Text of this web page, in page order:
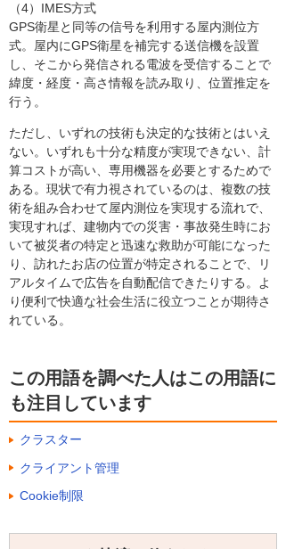
（4）IMES方式
GPS衛星と同等の信号を利用する屋内測位方
式。屋内にGPS衛星を補完する送信機を設置
し、そこから発信される電波を受信することで
緯度・経度・高さ情報を読み取り、位置推定を
行う。
ただし、いずれの技術も決定的な技術とはいえ
ない。いずれも十分な精度が実現できない、計
算コストが高い、専用機器を必要とするためで
ある。現状で有力視されているのは、複数の技
術を組み合わせて屋内測位を実現する流れで、
実現すれば、建物内での災害・事故発生時にお
いて被災者の特定と迅速な救助が可能になった
り、訪れたお店の位置が特定されることで、リ
アルタイムで広告を自動配信できたりする。よ
り便利で快適な社会生活に役立つことが期待さ
れている。
この用語を調べた人はこの用語に
も注目しています
クラスター
クライアント管理
Cookie制限